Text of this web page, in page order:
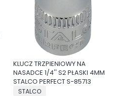
KLUCZ TRZPIENIOWY NA
NASADCE 1/4'' S2 PŁASKI 4MM
STALCO PERFECT S-85713
PRODUCENT
STALCO